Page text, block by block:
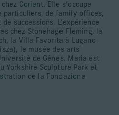
Corient. Elle s’occupe
particuliers, de family offices,
successions. L’expérience
chez Stonehage Fleming, la
la Villa Favorita à Lugano
le musée des arts
de Gênes. Maria est
Yorkshire Sculpture Park et
de la Fondazione